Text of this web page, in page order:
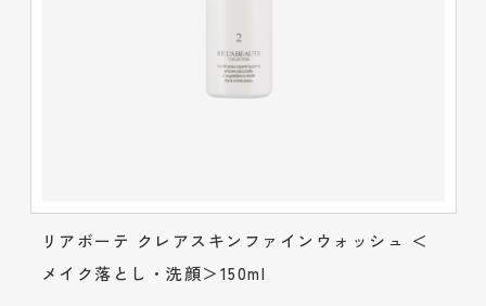
リアボーテ クレアスキンファインウォッシュ ＜
メイク落とし・洗顔＞150ml